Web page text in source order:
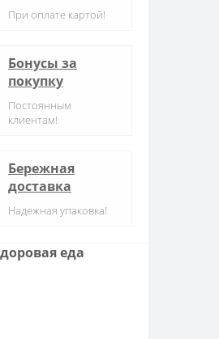
При оплате картой!
Бонусы за
покупку
Постоянным
клиентам!
Бережная
доставка
Надежная упаковка!
еда